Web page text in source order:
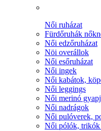
Női ruházat
Fürdőruhák
Női edzőruházat
Nöi overállok
Női esőruházat
Női ingek
Női kabátok,
Női leggings
Női merinó
Női nadrágok
Női pulóverek,
Női pólók, trikók